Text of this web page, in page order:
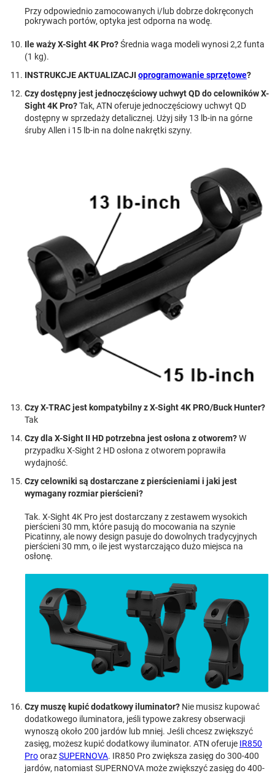
Przy odpowiednio zamocowanych i/lub dobrze dokręconych
pokrywach portów, optyka jest odporna na wodę.
Ile waży X-Sight 4K Pro?Średnia waga modeli wynosi 2,2 funta
(1 kg).
INSTRUKCJE AKTUALIZACJI oprogramowanie sprzętowe?
Czy dostępny jest jednoczęściowy uchwyt QD do celowników X-
Sight 4K Pro?Tak, ATN oferuje jednoczęściowy uchwyt QD
dostępny w sprzedaży detalicznej. Użyj siły 13 lb-in na górne
śruby Allen i 15 lb-in na dolne nakrętki szyny.
Czy X-TRAC jest kompatybilny z X-Sight 4K PRO/Buck Hunter?
Tak
Czy dla X-Sight II HD potrzebna jest osłona z otworem?W
przypadku X-Sight 2 HD osłona z otworem poprawiła
wydajność.
Czy celowniki są dostarczane z pierścieniami i jaki jest
wymagany rozmiar pierścieni?
Tak. X-Sight 4K Pro jest dostarczany z zestawem wysokich
pierścieni 30 mm, które pasują do mocowania na szynie
Picatinny, ale nowy design pasuje do dowolnych tradycyjnych
pierścieni 30 mm, o ile jest wystarczająco dużo miejsca na
osłonę.
Czy muszę kupić dodatkowy iluminator? Nie musisz kupować
dodatkowego iluminatora, jeśli typowe zakresy obserwacji
wynoszą około 200 jardów lub mniej. Jeśli chcesz zwiększyć
zasięg, możesz kupić dodatkowy iluminator. ATN oferuje IR850
ProorazSUPERNOVA. IR850 Pro zwiększa zasięg do 300-400
jardów, natomiast SUPERNOVA może zwiększyć zasięg do 400-